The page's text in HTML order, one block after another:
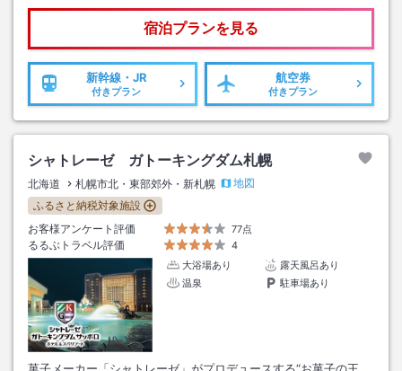
宿泊プランを見る
新幹線・JR
付きプラン
航空券
付きプラン
シャトレーゼ ガトーキングダム札幌
北海道 札幌市北・東部郊外・新札幌
地図
ふるさと納税対象施設
お客様アンケート評価
77点
るるぶトラベル評価
4
大浴場あり
露天風呂あり
温泉
駐車場あり